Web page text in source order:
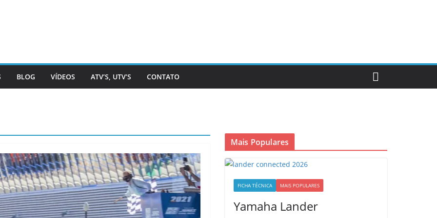
BLOG VÍDEOS ATV’S, UTV’S CONTATO
Mais Populares
FICHA TÉCNICA MAIS POPULARES
Yamaha Lander